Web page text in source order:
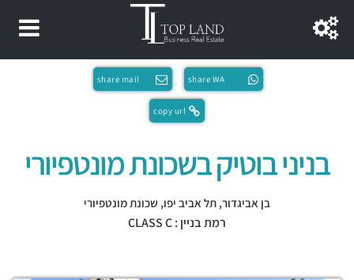
share WA
share mail
copy url
בניני בוטיק בשכונת מונטפיורי
בן אביגדור, תל אביב יפו, שכונת מונטפיורי
רמת בניין : CLASS C